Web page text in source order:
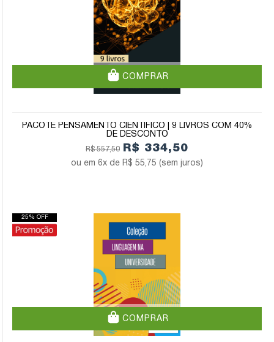
COMPRAR
PACOTE PENSAMENTO CIENTÍFICO | 9 LIVROS COM 40%
DE DESCONTO
R$ 557,50 R$ 334,50
6x de R$ 55,75 (sem juros)
COMPRAR
25% OFF